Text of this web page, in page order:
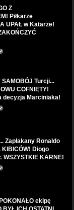
Z
Piłkarze
UPAŁ w Katarze!
SAMOBÓJ Turcji...
COFNIĘTY!
decyzja Marciniaka!
Zapłakany Ronaldo
KIBICÓW! Diogo
WSZYSTKIE KARNE!
ekipę